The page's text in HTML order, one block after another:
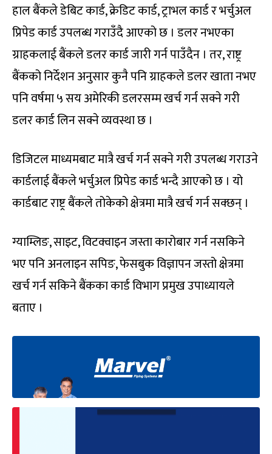
हाल बैंकले डेबिट कार्ड, क्रेडिट कार्ड, ट्राभल कार्ड र भर्चुअल
प्रिपेड कार्ड उपलब्ध गराउँदै आएको छ । डलर नभएका
ग्राहकलाई बैंकले डलर कार्ड जारी गर्न पाउँदैन । तर, राष्ट्र
बैंकको निर्देशन अनुसार कुनै पनि ग्राहकले डलर खाता नभए
पनि वर्षमा ५ सय अमेरिकी डलरसम्म खर्च गर्न सक्ने गरी
डलर कार्ड लिन सक्ने व्यवस्था छ ।
डिजिटल माध्यमबाट मात्रै खर्च गर्न सक्ने गरी उपलब्ध गराउने
कार्डलाई बैंकले भर्चुअल प्रिपेड कार्ड भन्दै आएको छ । यो
कार्डबाट राष्ट्र बैंकले तोकेको क्षेत्रमा मात्रै खर्च गर्न सक्छन् ।
ग्याम्लिङ, साइट, विटक्वाइन जस्ता कारोबार गर्न नसकिने
भए पनि अनलाइन सपिङ, फेसबुक विज्ञापन जस्तो क्षेत्रमा
खर्च गर्न सकिने बैंकका कार्ड विभाग प्रमुख उपाध्यायले
बताए ।